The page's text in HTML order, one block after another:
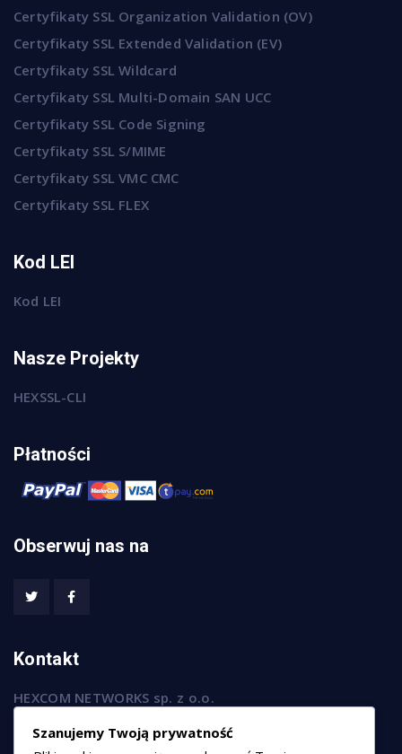
Certyfikaty SSL Organization Validation (OV)
Certyfikaty SSL Extended Validation (EV)
Certyfikaty SSL Wildcard
Certyfikaty SSL Multi-Domain SAN UCC
Certyfikaty SSL Code Signing
Certyfikaty SSL S/MIME
Certyfikaty SSL VMC CMC
Certyfikaty SSL FLEX
Kod LEI
Kod LEI
Nasze Projekty
HEXSSL-CLI
Płatności
Obserwuj nas na
Kontakt
HEXCOM NETWORKS sp. z o.o.
ul. Marsz. Józefa Piłsudskiego 74/320,
Szanujemy Twoją prywatność